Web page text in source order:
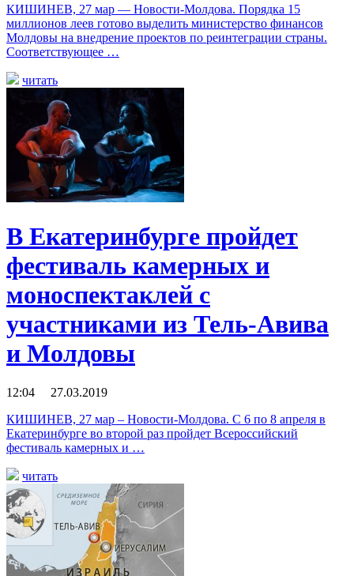
КИШИНЕВ, 27 мар — Новости-Молдова. Порядка 15
миллионов леев готово выделить министерство финансов
Молдовы на внедрение проектов по реинтеграции страны.
Соответствующее …
читать
В Екатеринбурге пройдет
фестиваль камерных и
моноспектаклей с
участниками из Тель-Авива
и Молдовы
12:04 27.03.2019
КИШИНЕВ, 27 мар – Новости-Молдова. С 6 по 8 апреля в
Екатеринбурге во второй раз пройдет Всероссийский
фестиваль камерных и …
читать